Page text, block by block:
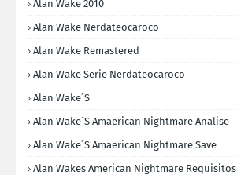
Alan Wake 2010
Alan Wake Nerdateocaroco
Alan Wake Remastered
Alan Wake Serie Nerdateocaroco
Alan Wake´s
Alan Wake´s Amaerican Nightmare Analise
Alan Wake´s Amaerican Nightmare Save
Alan Wakes American Nightmare Requisitos